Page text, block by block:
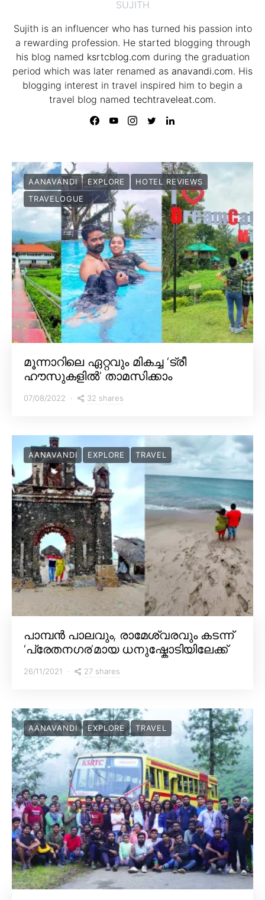
SUJITH
Sujith is an influencer who has turned his passion into
a rewarding profession. He started blogging through
his blog named ksrtcblog.com during the graduation
period which was later renamed as anavandi.com. His
blogging interest in travel inspired him to begin a
travel blog named techtraveleat.com.
AANAVANDI EXPLORE
HOTEL REVIEWS
TRAVELOGUE
മൂന്നാറിലെ ഏറ്റവും മികച്ച ‘ട്രീ
ഹൗസുകളിൽ’ താമസിക്കാം
07/08/2022 32 shares
AANAVANDI EXPLORE TRAVEL
പാമ്പൻ പാലവും, രാമേശ്വരവും കടന്ന്
‘പ്രേതനഗര’മായ ധനുഷ്കോടിയിലേക്ക്
26/11/2021 27 shares
AANAVANDI EXPLORE TRAVEL